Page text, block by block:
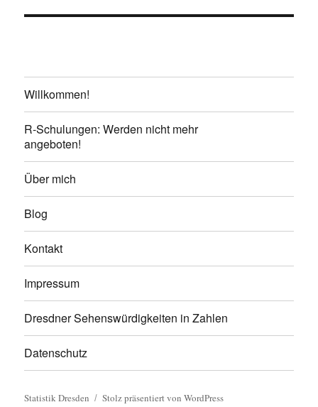
Willkommen!
R-Schulungen: Werden nicht mehr
angeboten!
Über mich
Blog
Kontakt
Impressum
Dresdner Sehenswürdigkeiten in Zahlen
Datenschutz
Statistik Dresden Stolz präsentiert von WordPress